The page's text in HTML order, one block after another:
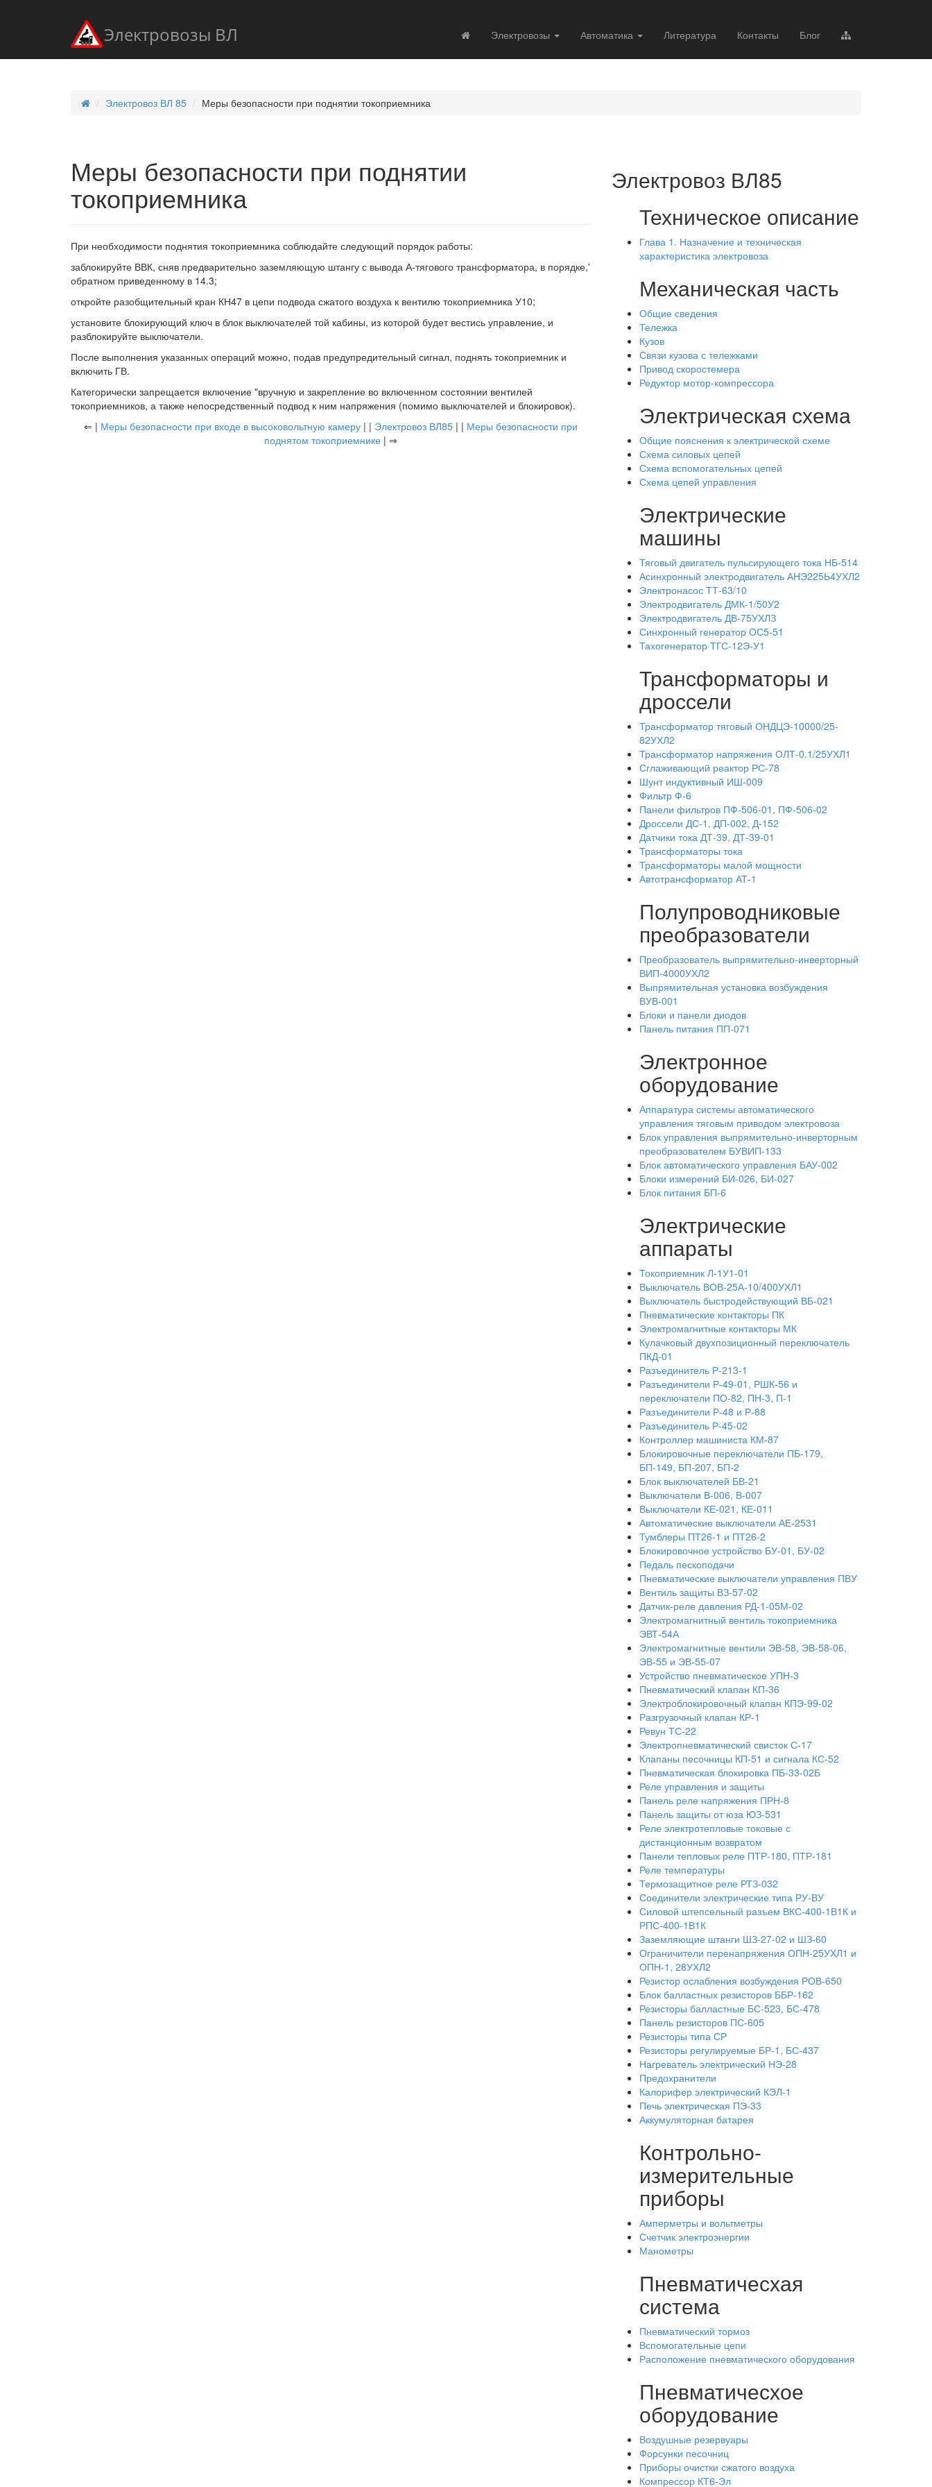
Электровозы ВЛ Электровозы Автоматика Литература Контакты Блог
Электровоз ВЛ 85 Меры безопасности при поднятии токоприемника
Меры безопасности при поднятии
токоприемника
При необходимости поднятия токоприемника соблюдайте следующий порядок работы:
заблокируйте ВВК, сняв предварительно заземляющую штангу с вывода А-тягового трансформатора, в порядке,'
обратном приведенному в 14.3;
откройте разобщительный кран КН47 в цепи подвода сжатого воздуха к вентилю токоприемника У10;
установите блокирующий ключ в блок выключателей той кабины, из которой будет вестись управление, и
разблокируйте выключатели.
После выполнения указанных операций можно, подав предупредительный сигнал, поднять токоприемник и
включить ГВ.
Категорически запрещается включение "вручную и закрепление во включенном состоянии вентилей
токоприемников, а также непосредственный подвод к ним напряжения (помимо выключателей и блокировок).
⇐ | Меры безопасности при входе в высоковольтную камеру | | Электровоз ВЛ85 | | Меры безопасности при
поднятом токоприемнике | ⇒
Электровоз ВЛ85
Техническое описание
Глава 1. Назначение и техническая
характеристика электровоза
Механическая часть
Общие сведения
Тележка
Кузов
Связи кузова с тележками
Привод скоростемера
Редуктор мотор-компрессора
Электрическая схема
Общие пояснения к электрической схеме
Схема силовых цепей
Схема вспомогательных цепей
Схема цепей управления
Электрические
машины
Тяговый двигатель пульсирующего тока НБ-514
Асинхронный электродвигатель АНЭ225Ь4УХЛ2
Электронасос ТТ-63/10
Электродвигатель ДМК-1/50У2
Электродвигатель ДВ-75УХЛЗ
Синхронный генератор ОС5-51
Тахогенератор ТГС-12Э-У1
Трансформаторы и
дроссели
Трансформатор тяговый ОНДЦЭ-10000/25-
82УХЛ2
Трансформатор напряжения ОЛТ-0.1/25УХЛ1
Сглаживающий реактор РС-78
Шунт индуктивный ИШ-009
Фильтр Ф-6
Панели фильтров ПФ-506-01, ПФ-506-02
Дроссели ДС-1, ДП-002, Д-152
Датчики тока ДТ-39, ДТ-39-01
Трансформаторы тока
Трансформаторы малой мощности
Автотрансформатор АТ-1
Полупроводниковые
преобразователи
Преобразователь выпрямительно-инверторный
ВИП-4000УХЛ2
Выпрямительная установка возбуждения
ВУВ-001
Блоки и панели диодов
Панель питания ПП-071
Электронное
оборудование
Аппаратура системы автоматического
управления тяговым приводом электровоза
Блок управления выпрямительно-инверторным
преобразователем БУВИП-133
Блок автоматического управления БАУ-002
Блоки измерений БИ-026, БИ-027
Блок питания БП-6
Электрические
аппараты
Токоприемник Л-1У1-01
Выключатель ВОВ-25А-10/400УХЛ1
Выключатель быстродействующий ВБ-021
Пневматические контакторы ПК
Электромагнитные контакторы МК
Кулачковый двухпозиционный переключатель
ПКД-01
Разъединитель Р-213-1
Разъединители Р-49-01, РШК-56 и
переключатели ПО-82, ПН-3, П-1
Разъединители Р-48 и Р-88
Разъединитель Р-45-02
Контроллер машиниста КМ-87
Блокировочные переключатели ПБ-179,
БП-149, БП-207, БП-2
Блок выключателей БВ-21
Выключатели В-006, В-007
Выключатели КЕ-021, КЕ-011
Автоматические выключатели АЕ-2531
Тумблеры ПТ26-1 и ПТ26-2
Блокировочное устройство БУ-01, БУ-02
Педаль пескоподачи
Пневматические выключатели управления ПВУ
Вентиль защиты ВЗ-57-02
Датчик-реле давления РД-1-05М-02
Электромагнитный вентиль токоприемника
ЭВТ-54А
Электромагнитные вентили ЭВ-58, ЭВ-58-06,
ЭВ-55 и ЭВ-55-07
Устройство пневматическое УПН-3
Пневматический клапан КП-36
Электроблокировочный клапан КПЭ-99-02
Разгрузочный клапан КР-1
Ревун ТС-22
Электропневматический свисток С-17
Клапаны песочницы КП-51 и сигнала КС-52
Пневматическая блокировка ПБ-33-02Б
Реле управления и защиты
Панель реле напряжения ПРН-8
Панель защиты от юза ЮЗ-531
Реле электротепловые токовые с
дистанционным возвратом
Панели тепловых реле ПТР-180, ПТР-181
Реле температуры
Термозащитное реле РТЗ-032
Соединители электрические типа РУ-ВУ
Силовой штепсельный разъем ВКС-400-1В1К и
РПС-400-1В1К
Заземляющие штанги ШЗ-27-02 и ШЗ-60
Ограничители перенапряжения ОПН-25УХЛ1 и
ОПН-1, 28УХЛ2
Резистор ослабления возбуждения РОВ-650
Блок балластных резисторов ББР-162
Резисторы балластные БС-523, БС-478
Панель резисторов ПС-605
Резисторы типа СР
Резисторы регулируемые БР-1, БС-437
Нагреватель электрический НЭ-28
Предохранители
Калорифер электрический КЭЛ-1
Печь электрическая ПЭ-33
Аккумуляторная батарея
Контрольно-
измерительные
приборы
Амперметры и вольтметры
Счетчик электроэнергии
Манометры
Пневматичесхая
система
Пневматический тормоз
Вспомогательные цепи
Расположение пневматического оборудования
Пневматичесхое
оборудование
Воздушные резервуары
Форсунки песочниц
Приборы очистки сжатого воздуха
Компрессор КТ6-Эл